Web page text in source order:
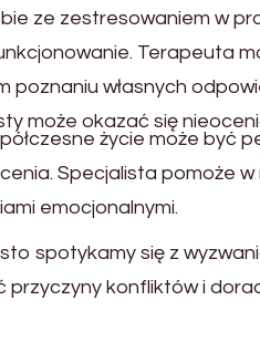
ze zestresowaniem w
Terapeuta
własnych
może okazać się
życie może być
Specjalista pomoże
emocjonalnymi.
spotykamy się z
konfliktów i